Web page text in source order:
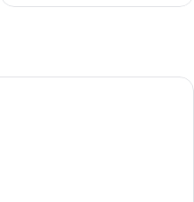
Hochwertige Bettwaren, Zimmersafe,